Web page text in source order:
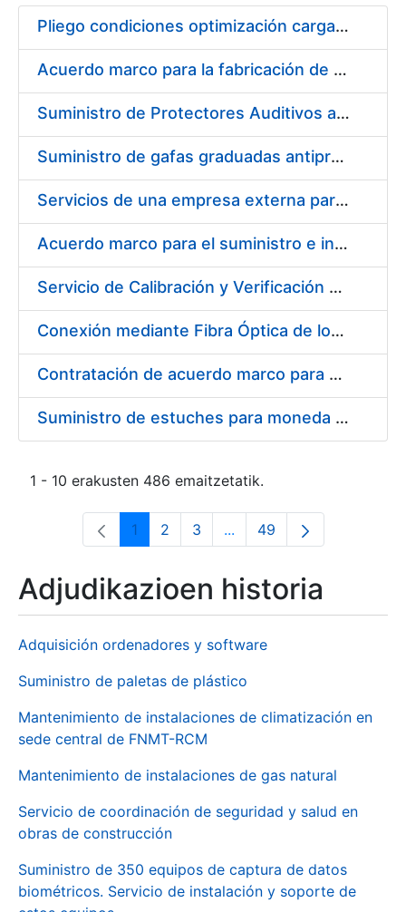
Erakutsi/Ezkutatu
Pliego condiciones optimización cargas compras firmado
Acuerdo marco para la fabricación de piezas
Suministro de Protectores Auditivos a medida para las personas trabajadoras de los Centros de Trabajo de Madrid y Burgos
Suministro de gafas graduadas antiproyecciones para los trabajadores de la FNMT-RCM en los centros de trabajo de Madrid y Burgos
Servicios de una empresa externa para el asesoramiento y resolución de los recursos de alzada que se presentan relacionados con procesos de selección para la FNMT-RCM
Acuerdo marco para el suministro e instalación de persianas, estores y otros complementos
Servicio de Calibración y Verificación Externa de los Equipos de Medición del Servicio de Prevención de la FNMT-RCM
Conexión mediante Fibra Óptica de los Centros de Proceso de Datos (CPDs) de las sedes de la FNMT-RCM de Burgos y Madrid
Contratación de acuerdo marco para el Suministro de Material de Electricidad para la Fábrica Nacional de Moneda y Timbre-Real Casa de la Moneda en su centro de trabajo de Burgos
Suministro de estuches para moneda de 30 €
1 - 10 erakusten 486 emaitzetatik.
Orrialdea
1 Orrialdea
2 Orrialdea
3 ...Intermediate Pages Use
Orrialdea
49
Adjudikazioen historia
Adquisición ordenadores y software
Suministro de paletas de plástico
Mantenimiento de instalaciones de climatización en
sede central de FNMT-RCM
Mantenimiento de instalaciones de gas natural
Servicio de coordinación de seguridad y salud en
obras de construcción
Suministro de 350 equipos de captura de datos
biométricos. Servicio de instalación y soporte de